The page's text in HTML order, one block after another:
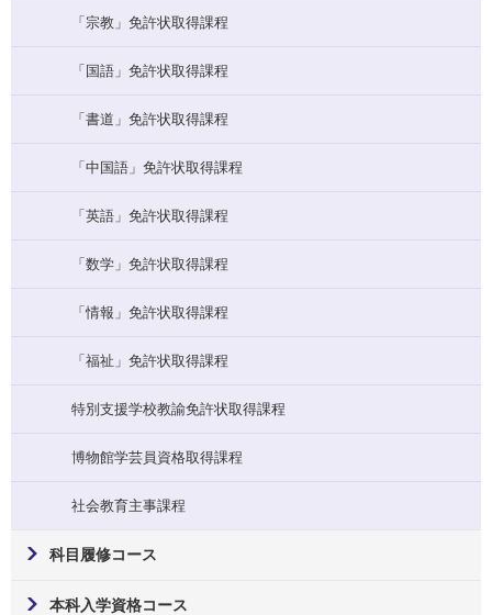
「宗教」免許状取得課程
「国語」免許状取得課程
「書道」免許状取得課程
「中国語」免許状取得課程
「英語」免許状取得課程
「数学」免許状取得課程
「情報」免許状取得課程
「福祉」免許状取得課程
特別支援学校教諭免許状取得課程
博物館学芸員資格取得課程
社会教育主事課程
科目履修コース
本科入学資格コース